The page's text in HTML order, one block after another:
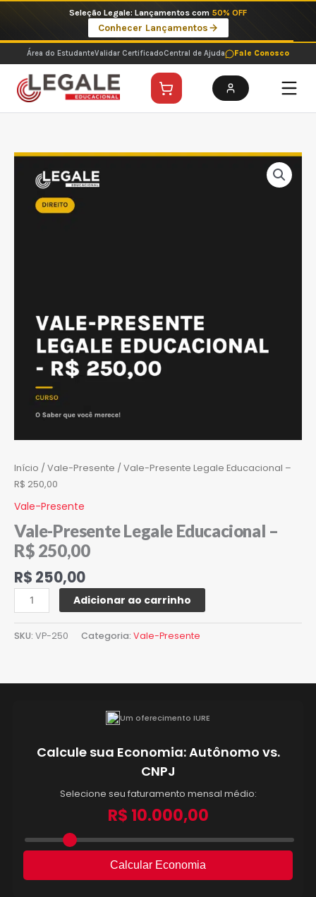
o
conteúdo
Seleção Legale: Lançamentos com 50% OFF
Conhecer Lançamentos
Área do EstudanteValidar CertificadoCentral de Ajuda Fale Conosco
Início /Vale-Presente / Vale-Presente Legale Educacional –
R$ 250,00
Vale-Presente
Vale-Presente Legale Educacional –
R$ 250,00
R$ 250,00
Vale-
Presente
Legale
Educacional
Adicionar ao carrinho
SKU: VP-250 Categoria: Vale-Presente